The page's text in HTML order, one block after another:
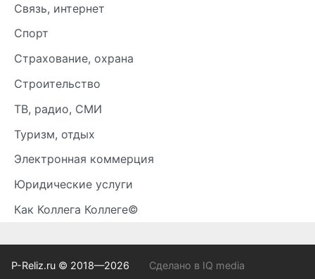
Связь, интернет
Спорт
Страхование, охрана
Строительство
ТВ, радио, СМИ
Туризм, отдых
Электронная коммерция
Юридические услуги
Как Коллега Коллеге©
P-Reliz.ru © 2018—2026 Сделано в IQ media